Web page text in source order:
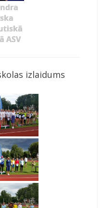
ASV
izlaidums